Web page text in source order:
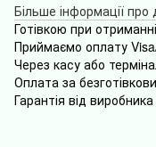
Більше інформації про
Готівкою при отриманні
Приймаємо оплату
Через касу або
Оплата за
Гарантія від